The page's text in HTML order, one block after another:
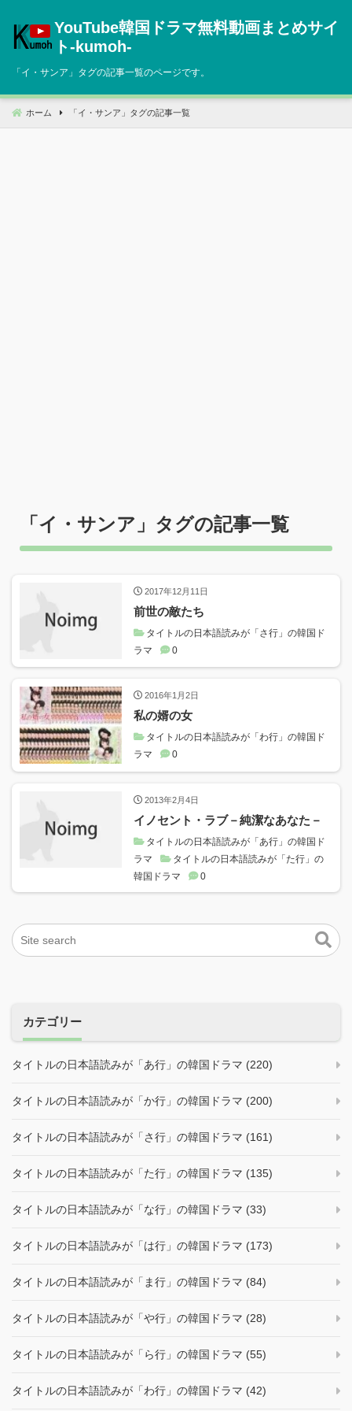
へ
動
YouTube韓国ドラマ無料動画まとめサイ
ト‐kumoh‐
「イ・サンア 」タグの記事一覧のページです。
ホーム 「 イ・サンア 」タグの記事一覧
「イ・サンア 」タグの記事一覧
2017年12月11日
前世の敵たち
タイトルの日本語読みが「さ行」の韓国ド
ラマ
0
2016年1月2日
私の婿の女
タイトルの日本語読みが「わ行」の韓国ド
ラマ
0
2013年2月4日
イノセント・ラブ－純潔なあなた－
タイトルの日本語読みが「あ行」の韓国ド
ラマ
タイトルの日本語読みが「た行」の
韓国ドラマ
0
カテゴリー
タイトルの日本語読みが「あ行」の韓国ドラマ (220)
タイトルの日本語読みが「か行」の韓国ドラマ (200)
タイトルの日本語読みが「さ行」の韓国ドラマ (161)
タイトルの日本語読みが「た行」の韓国ドラマ (135)
タイトルの日本語読みが「な行」の韓国ドラマ (33)
タイトルの日本語読みが「は行」の韓国ドラマ (173)
タイトルの日本語読みが「ま行」の韓国ドラマ (84)
タイトルの日本語読みが「や行」の韓国ドラマ (28)
タイトルの日本語読みが「ら行」の韓国ドラマ (55)
タイトルの日本語読みが「わ行」の韓国ドラマ (42)